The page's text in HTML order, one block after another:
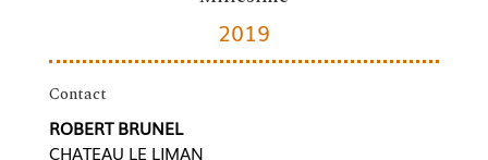
2019
Contact
ROBERT BRUNEL
CHATEAU LE LIMAN